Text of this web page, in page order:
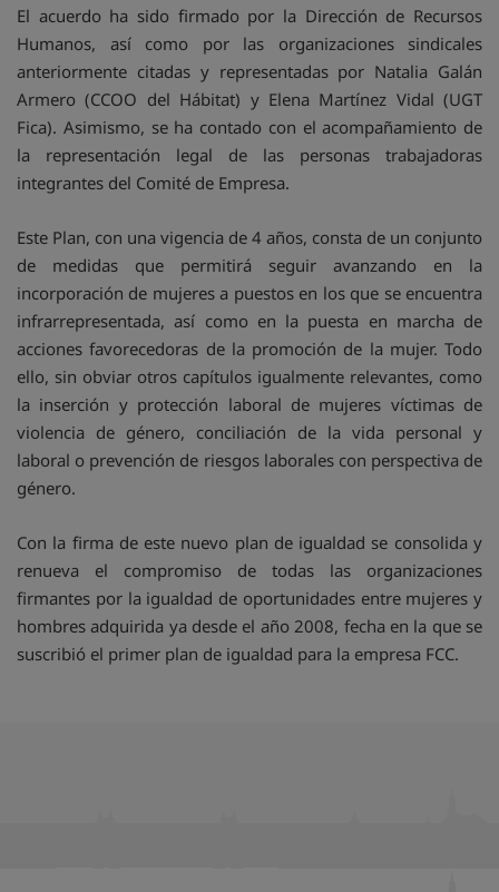
El acuerdo ha sido firmado por la Dirección de Recursos
Humanos, así como por las organizaciones sindicales
anteriormente citadas y representadas por Natalia Galán
Armero (CCOO del Hábitat) y Elena Martínez Vidal (UGT
Fica). Asimismo, se ha contado con el acompañamiento de
la representación legal de las personas trabajadoras
integrantes del Comité de Empresa.
Este Plan, con una vigencia de 4 años, consta de un conjunto
de medidas que permitirá seguir avanzando en la
incorporación de mujeres a puestos en los que se encuentra
infrarrepresentada, así como en la puesta en marcha de
acciones favorecedoras de la promoción de la mujer. Todo
ello, sin obviar otros capítulos igualmente relevantes, como
la inserción y protección laboral de mujeres víctimas de
violencia de género, conciliación de la vida personal y
laboral o prevención de riesgos laborales con perspectiva de
género.
Con la firma de este nuevo plan de igualdad se consolida y
renueva el compromiso de todas las organizaciones
firmantes por la igualdad de oportunidades entre mujeres y
hombres adquirida ya desde el año 2008, fecha en la que se
suscribió el primer plan de igualdad para la empresa FCC.